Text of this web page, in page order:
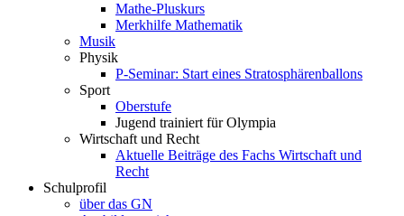
Mathe-Pluskurs
Merkhilfe Mathematik
Musik
Physik
P-Seminar: Start eines Stratosphärenballons
Sport
Oberstufe
Jugend trainiert für Olympia
Wirtschaft und Recht
Aktuelle Beiträge des Fachs Wirtschaft und
Recht
Schulprofil
über das GN